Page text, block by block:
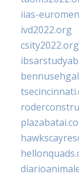
iias-
ivd2022.org
csity2022.org